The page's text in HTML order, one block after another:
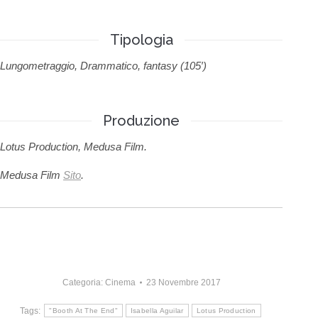
Tipologia
Lungometraggio, Drammatico, fantasy (105′)
Produzione
Lotus Production, Medusa Film.
Medusa Film Sito.
Categoria: Cinema 23 Novembre 2017
Tags: "Booth At The End" Isabella Aguilar Lotus Production